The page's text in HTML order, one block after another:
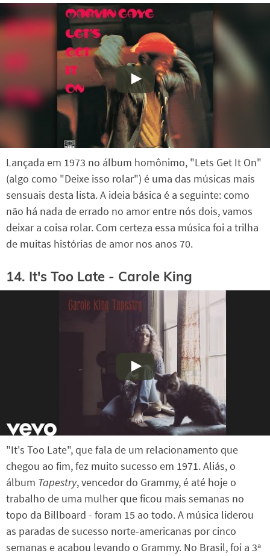
Lançada em 1973 no álbum homônimo, "Lets Get It On"
(algo como "Deixe isso rolar") é uma das músicas mais
sensuais desta lista. A ideia básica é a seguinte: como
não há nada de errado no amor entre nós dois, vamos
deixar a coisa rolar. Com certeza essa música foi a trilha
de muitas histórias de amor nos anos 70.
14. It's Too Late - Carole King
"It's Too Late", que fala de um relacionamento que
chegou ao fim, fez muito sucesso em 1971. Aliás, o
álbum Tapestry, vencedor do Grammy, é até hoje o
trabalho de uma mulher que ficou mais semanas no
topo da Billboard - foram 15 ao todo. A música liderou
as paradas de sucesso norte-americanas por cinco
semanas e acabou levando o Grammy. No Brasil, foi a 3ª